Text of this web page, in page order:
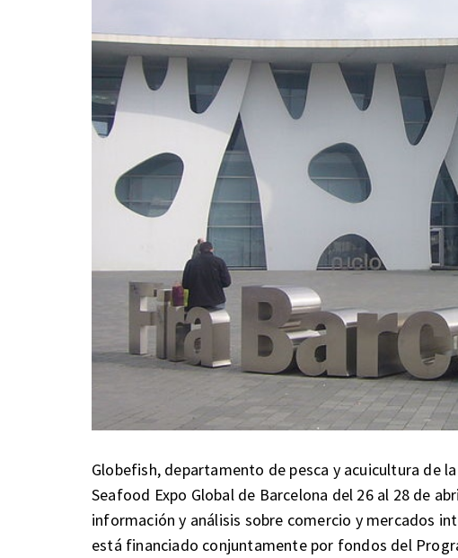
Globefish, departamento de pesca y acuicultura de
Seafood Expo Global de Barcelona del 26 al 28 de
información y análisis sobre comercio y mercados
está financiado conjuntamente por fondos del